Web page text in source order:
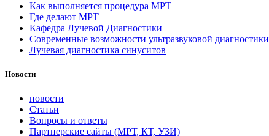
Как выполняется процедура МРТ
Где делают МРТ
Кафедра Лучевой Диагностики
Современные возможности ультразвуковой диагностики
Лучевая диагностика синуситов
Новости
новости
Статьи
Вопросы и ответы
Партнерские сайты (МРТ, КТ, УЗИ)